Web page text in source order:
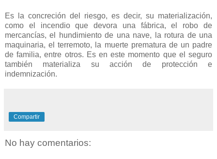
Es la concreción del riesgo, es decir, su materialización,
como el incendio que devora una fábrica, el robo de
mercancías, el hundimiento de una nave, la rotura de una
maquinaria, el terremoto, la muerte prematura de un padre
de familia, entre otros. Es en este momento que el seguro
también materializa su acción de protección e
indemnización.
Compartir
No hay comentarios: